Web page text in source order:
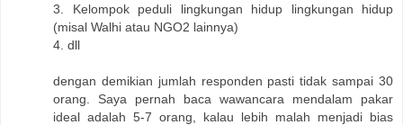
3. Kelompok peduli lingkungan hidup lingkungan hidup
(misal Walhi atau NGO2 lainnya)
4. dll
dengan demikian jumlah responden pasti tidak sampai 30
orang. Saya pernah baca wawancara mendalam pakar
ideal adalah 5-7 orang, kalau lebih malah menjadi bias